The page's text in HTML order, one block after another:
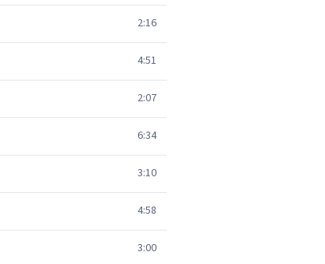
2:16
4:51
2:07
6:34
3:10
4:58
3:00